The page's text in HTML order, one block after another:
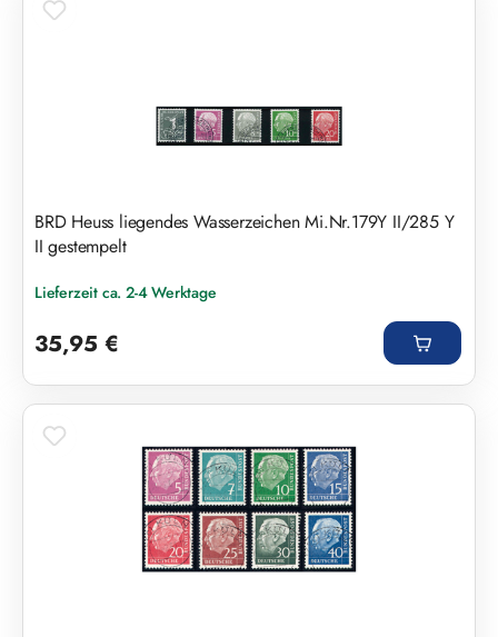
BRD Heuss liegendes Wasserzeichen Mi.Nr.179Y II/285 Y
II gestempelt
Lieferzeit ca. 2-4 Werktage
35,95 €